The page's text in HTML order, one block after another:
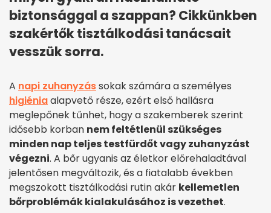
biztonsággal a szappan? Cikkünkben
szakértők tisztálkodási tanácsait
vesszük sorra.
A napi zuhanyzássokak számára a személyes
higiéniaalapvető része, ezért első hallásra
meglepőnek tűnhet, hogy a szakemberek szerint
idősebb korban nem feltétlenül szükséges
minden nap teljes testfürdőt vagy zuhanyzást
végezni. A bőr ugyanis az életkor előrehaladtával
jelentősen megváltozik, és a fiatalabb években
megszokott tisztálkodási rutin akár kellemetlen
bőrproblémák kialakulásához is vezethet.